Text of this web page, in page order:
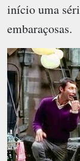
início uma
embaraçosas.